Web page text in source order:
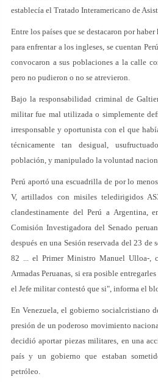
establecía el Tratado Interamericano de
Entre los países que se destacaron por
para enfrentar a los ingleses, se cuentan
convocaron a sus poblaciones a la calle
pero no pudieron o no se atrevieron.
Bajo la responsabilidad criminal de
militar fue mal utilizada o simplemente
irresponsable y oportunista con el que
técnicamente tan desigual,
población, y manipulado la voluntad
Perú aportó una escuadrilla de por lo
V, artillados con misiles teledirigidos
clandestinamente del Perú a Argentina,
Comisión Investigadora del Senado
después en una Sesión reservada del 23
82 ... el Primer Ministro Manuel Ulloa-,
Armadas Peruanas, si era posible
el Jefe militar contestó que si", informa el
En Venezuela, el gobierno socialcristiano
presión de un poderoso movimiento
decidió aportar piezas militares, en una
país y un gobierno que estaban
petróleo.